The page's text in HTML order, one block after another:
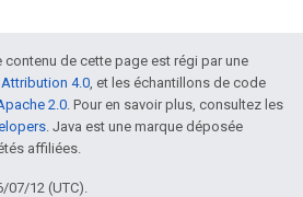
de cette page est régi par une
4.0, et les échantillons de code
2.0. Pour en savoir plus, consultez les
. Java est une marque déposée
affiliées.
07/12 (UTC).